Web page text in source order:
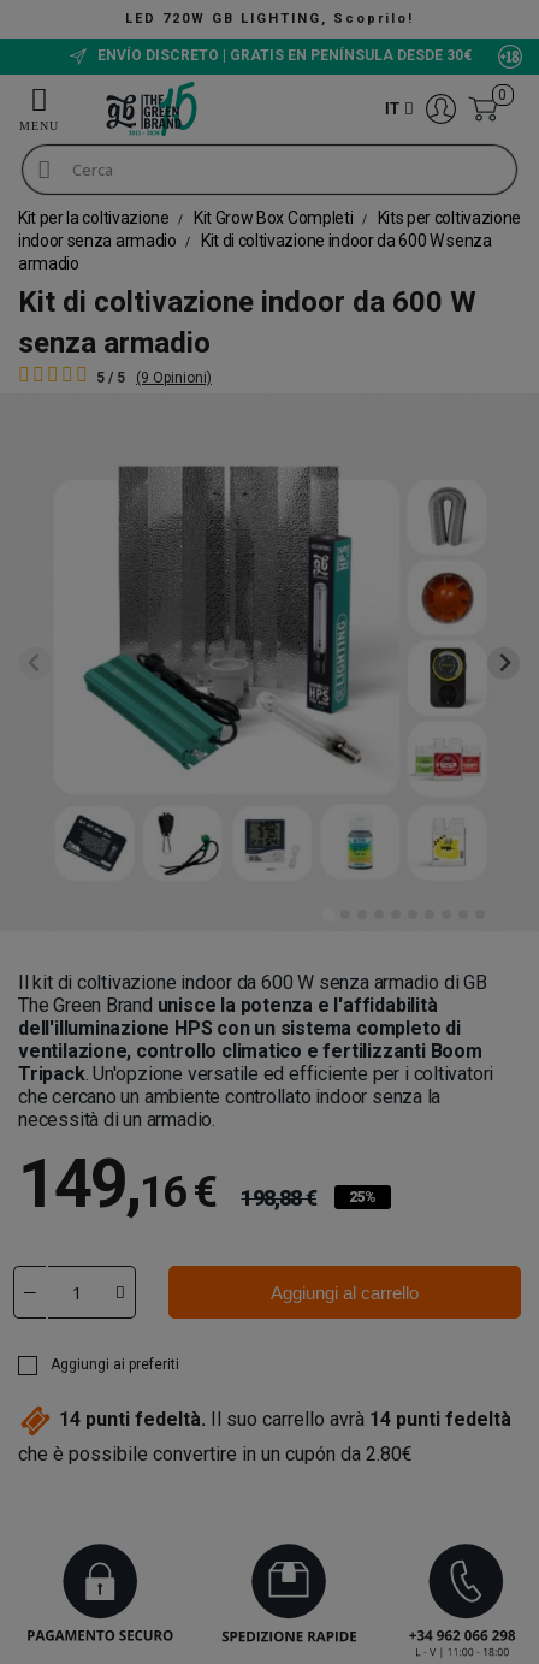
LED 720W GB LIGHTING, Scoprilo!
ENVÍO DISCRETO | GRATIS EN PENÍNSULA DESDE 30€
IT
0
Kit per la coltivazione Kit Grow Box Completi
Kits per coltivazione
indoor senza armadio
Kit di coltivazione indoor da 600 W senza
armadio
Kit di coltivazione indoor da 600 W
senza armadio
5 / 5 (9 Opinioni)
Il kit di coltivazione indoor da 600 W senza armadio di GB
The Green Brand unisce la potenza e l'affidabilità
dell'illuminazione HPS con un sistema completo di
ventilazione, controllo climatico e fertilizzanti Boom
Tripack. Un'opzione versatile ed efficiente per i coltivatori
che cercano un ambiente controllato indoor senza la
necessità di un armadio.
149,16 € 198,88 € 25%
Aggiungi al carrello
Aggiungi ai preferiti
14 punti fedeltà. Il suo carrello avrà 14 punti fedeltà
che è possibile convertire in un cupón da 2.80€